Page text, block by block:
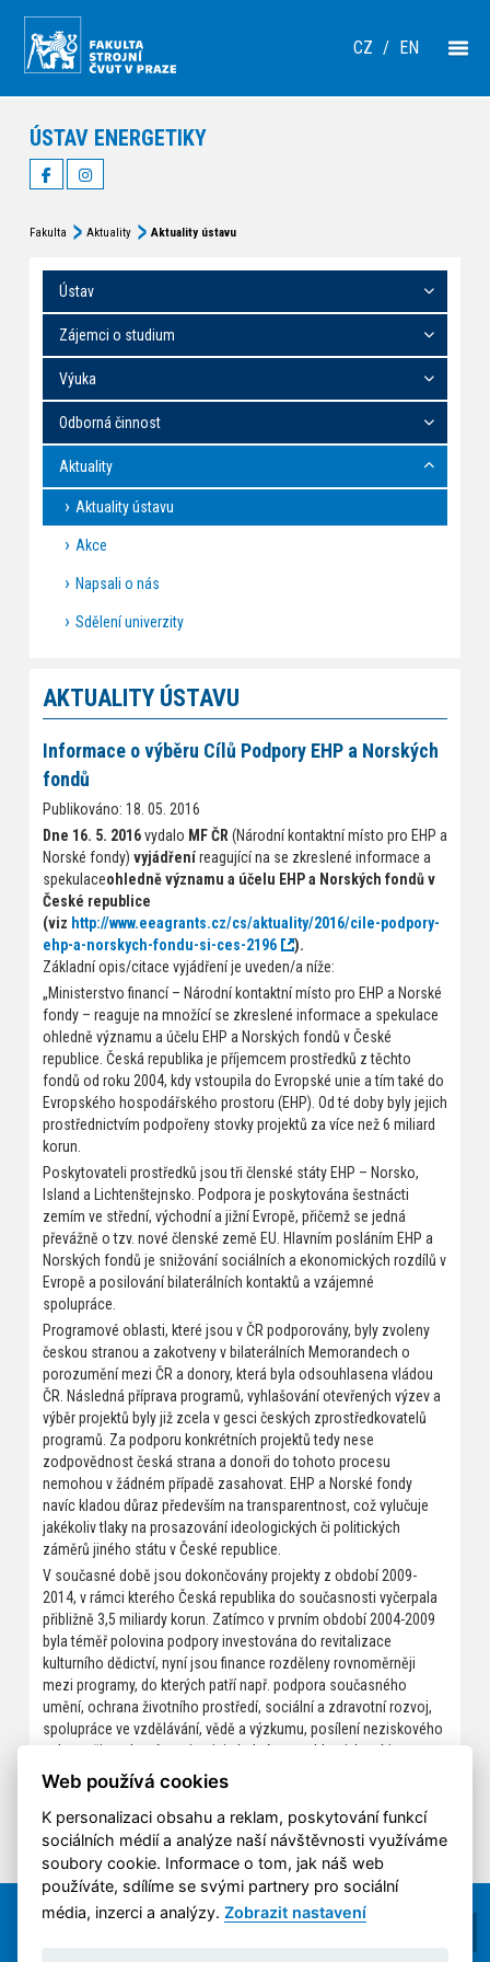
CZ / EN
ÚSTAV ENERGETIKY
Fakulta Aktuality Aktuality ústavu
Ústav
Zájemci o studium
Výuka
Odborná činnost
Aktuality
Aktuality ústavu
Akce
Napsali o nás
Sdělení univerzity
AKTUALITY ÚSTAVU
Informace o výběru Cílů Podpory EHP a Norských
fondů
Publikováno: 18. 05. 2016
Dne 16. 5. 2016vydalo MF ČR(Národní kontaktní místo pro EHP a
Norské fondy) vyjádřeníreagující na se zkreslené informace a
spekulaceohledně významu a účelu EHP a Norských fondů v
České republice
(viz http://www.eeagrants.cz/cs/aktuality/2016/cile-podpory-
ehp-a-norskych-fondu-si-ces-2196
).
Základní opis/citace vyjádření je uveden/a níže:
„Ministerstvo financí – Národní kontaktní místo pro EHP a Norské
fondy – reaguje na množící se zkreslené informace a spekulace
ohledně významu a účelu EHP a Norských fondů v České
republice. Česká republika je příjemcem prostředků z těchto
fondů od roku 2004, kdy vstoupila do Evropské unie a tím také do
Evropského hospodářského prostoru (EHP). Od té doby byly jejich
prostřednictvím podpořeny stovky projektů za více než 6 miliard
korun.
Poskytovateli prostředků jsou tři členské státy EHP – Norsko,
Island a Lichtenštejnsko. Podpora je poskytována šestnácti
zemím ve střední, východní a jižní Evropě, přičemž se jedná
převážně o tzv. nové členské země EU. Hlavním posláním EHP a
Norských fondů je snižování sociálních a ekonomických rozdílů v
Evropě a posilování bilaterálních kontaktů a vzájemné
spolupráce.
Programové oblasti, které jsou v ČR podporovány, byly zvoleny
českou stranou a zakotveny v bilaterálních Memorandech o
porozumění mezi ČR a donory, která byla odsouhlasena vládou
ČR. Následná příprava programů, vyhlašování otevřených výzev a
výběr projektů byly již zcela v gesci českých zprostředkovatelů
programů. Za podporu konkrétních projektů tedy nese
zodpovědnost česká strana a donoři do tohoto procesu
nemohou v žádném případě zasahovat. EHP a Norské fondy
navíc kladou důraz především na transparentnost, což vylučuje
jakékoliv tlaky na prosazování ideologických či politických
záměrů jiného státu v České republice.
V současné době jsou dokončovány projekty z období 2009-
2014, v rámci kterého Česká republika do současnosti vyčerpala
přibližně 3,5 miliardy korun. Zatímco v prvním období 2004-2009
byla téměř polovina podpory investována do revitalizace
kulturního dědictví, nyní jsou finance rozděleny rovnoměrněji
mezi programy, do kterých patří např. podpora současného
umění, ochrana životního prostředí, sociální a zdravotní rozvoj,
spolupráce ve vzdělávání, vědě a výzkumu, posílení neziskového
sektoru či spolupráce v justici. Jedná se o oblasti, které jsou z
rozpočtu ČR financovány jen minimálně, či se objem
poskytovaných prostředků v těchto oblastech snižuje.“
Web používá cookies
K personalizaci obsahu a reklam, poskytování funkcí
sociálních médií a analýze naší návštěvnosti využíváme
soubory cookie. Informace o tom, jak náš web
používáte, sdílíme se svými partnery pro sociální
média, inzerci a analýzy.Zobrazit nastavení